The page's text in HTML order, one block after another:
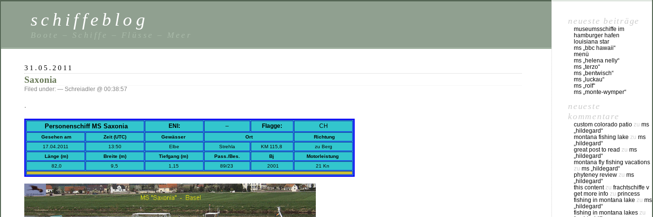
schiffeblog
Boote – Schiffe – Flüsse – Meer
31.05.2011
Saxonia
Filed under: — Schreiadler @ 00:38:57
.
Personenschiff MS Saxonia ENI: – Flagge: CH
Gesehen am Zeit (UTC) Gewässer Ort
Richtung
17.04.2011
13:50 Elbe Strehla KM 115,8
zu Berg
Länge (m)
Breite (m) Tiefgang (m) Pass./Bes. Bj
Motorleistung
82,0
9,5 1,15 89/23 2001 21 Kn
neueste beiträge
museumsschiffe im
hamburger hafen
louisiana star
ms „bbc hawaii“
menü
ms „helena nelly“
ms „terzo“
ms „bentwisch“
ms „luckau“
ms „rolf“
ms „monte-wymper“
neueste
kommentare
custom colorado patio zu ms
„hildegard“
montana fishing lake zu ms
„hildegard“
great post to read zu ms
„hildegard“
montana fly fishing vacations
zu ms „hildegard“
phyteney review zu ms
„hildegard“
this contentzu frachtschiffe v
get more info zu princess
fishing in montana lake zu ms
„hildegard“
fishing in montana lakes zu